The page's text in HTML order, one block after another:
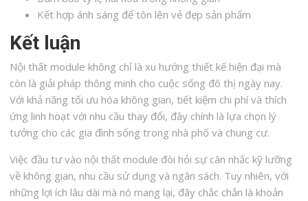
Kết hợp ánh sáng để tôn lên vẻ đẹp sản phẩm
Kết luận
Nội thất module không chỉ là xu hướng thiết kế hiện đại mà
còn là giải pháp thông minh cho cuộc sống đô thị ngày nay.
Với khả năng tối ưu hóa không gian, tiết kiệm chi phí và thích
ứng linh hoạt với nhu cầu thay đổi, đây chính là lựa chọn lý
tưởng cho các gia đình sống trong nhà phố và chung cư.
Việc đầu tư vào nội thất module đòi hỏi sự cân nhắc kỹ lưỡng
về không gian, nhu cầu sử dụng và ngân sách. Tuy nhiên, với
những lợi ích lâu dài mà nó mang lại, đây chắc chắn là khoản